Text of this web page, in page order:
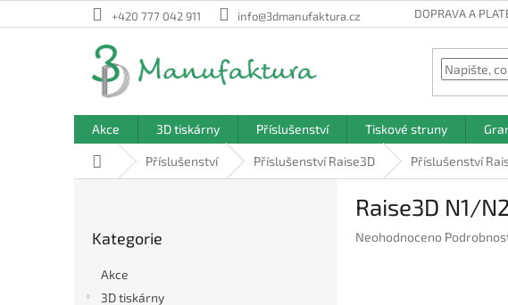
na
+420 777 042 911 info@3dmanufaktura.cz DOPRAVA A
Akce 3D tiskárny Příslušenství Tiskové struny
Domů Příslušenství Příslušenství Raise3D Příslušenství
kategorie
Kategorie
Akce
3D tiskárny
Raise3D N1/
Průměrné
Neohodnoceno